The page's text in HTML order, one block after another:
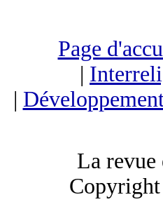
Page
|
|
La revue